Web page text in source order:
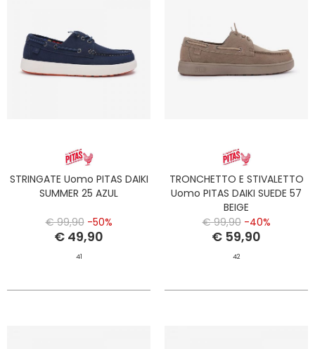
STRINGATE Uomo PITAS DAIKI
SUMMER 25 AZUL
€ 99,90 -50%
€ 49,90
41
TRONCHETTO E STIVALETTO
Uomo PITAS DAIKI SUEDE 57
BEIGE
€ 99,90 -40%
€ 59,90
42